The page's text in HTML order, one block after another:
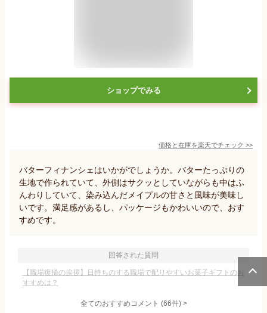
ショップでみる
価格と在庫を楽天でチェック >>
バターフィナンシェはいかがでしょうか。バターたっぷりの
生地で作られていて、外側はサクッとしていながらも中はふ
んわりしていて、染み込んだメイプルの甘さと風味が美味し
いです。満足感があるし、パッケージもかわいいので、おす
すめです。
回答された質問
【職場復帰の挨拶】日持ちのする職場で配りやすいお菓子ギフトのお
すすめは？
全てのおすすめコメント (66件) >